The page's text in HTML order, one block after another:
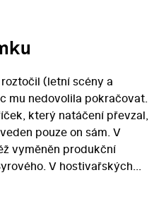
(letní scény a
mu nedovolila pokračovat.
který natáčení převzal,
pouze on sám. V
vyměněn produkční
V hostivařských
dobu, půjčoval si